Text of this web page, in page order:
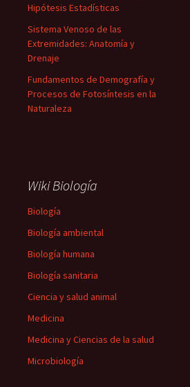
Hipótesis Estadísticas
Sistema Venoso de las
Extremidades: Anatomía y
Drenaje
Fundamentos de Demografía y
Procesos de Fotosíntesis en la
Naturaleza
Wiki Biología
Biología
Biología ambiental
Biología humana
Biología sanitaria
Ciencia y salud animal
Medicina
Medicina y Ciencias de la salud
Microbiología